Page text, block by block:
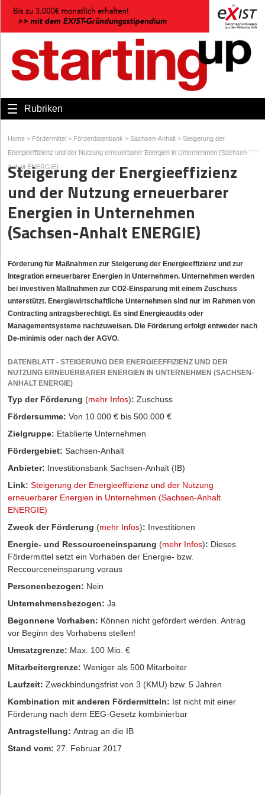
Rubriken
Home > Fördermittel > Förderdatenbank > Sachsen-Anhalt > Steigerung der
Energieeffizienz und der Nutzung erneuerbarer Energien in Unternehmen (Sachsen-
Anhalt ENERGIE)
Steigerung der Energieeffizienz
und der Nutzung erneuerbarer
Energien in Unternehmen
(Sachsen-Anhalt ENERGIE)
Förderung für Maßnahmen zur Steigerung der Energieeffizienz und zur
Integration erneuerbarer Energien in Unternehmen. Unternehmen werden
bei investiven Maßnahmen zur CO2-Einsparung mit einem Zuschuss
unterstützt. Energiewirtschaftliche Unternehmen sind nur im Rahmen von
Contracting antragsberechtigt. Es sind Energieaudits oder
Managementsysteme nachzuweisen. Die Förderung erfolgt entweder nach
De-minimis oder nach der AGVO.
DATENBLATT - STEIGERUNG DER ENERGIEEFFIZIENZ UND DER
NUTZUNG ERNEUERBARER ENERGIEN IN UNTERNEHMEN (SACHSEN-
ANHALT ENERGIE)
Typ der Förderung (mehr Infos): Zuschuss
Fördersumme: Von 10.000 € bis 500.000 €
Zielgruppe: Etablierte Unternehmen
Fördergebiet: Sachsen-Anhalt
Anbieter: Investitionsbank Sachsen-Anhalt (IB)
Link: Steigerung der Energieeffizienz und der Nutzung
erneuerbarer Energien in Unternehmen (Sachsen-Anhalt
ENERGIE)
Zweck der Förderung (mehr Infos): Investitionen
Energie- und Ressourceneinsparung (mehr Infos): Dieses
Fördermittel setzt ein Vorhaben der Energie- bzw.
Reccourceneinsparung voraus
Personenbezogen: Nein
Unternehmensbezogen: Ja
Begonnene Vorhaben: Können nicht gefördert werden. Antrag
vor Beginn des Vorhabens stellen!
Umsatzgrenze: Max. 100 Mio. €
Mitarbeitergrenze: Weniger als 500 Mitarbeiter
Laufzeit: Zweckbindungsfrist von 3 (KMU) bzw. 5 Jahren
Kombination mit anderen Fördermitteln: Ist nicht mit einer
Förderung nach dem EEG-Gesetz kombinierbar
Antragstellung: Antrag an die IB
Stand vom: 27. Februar 2017